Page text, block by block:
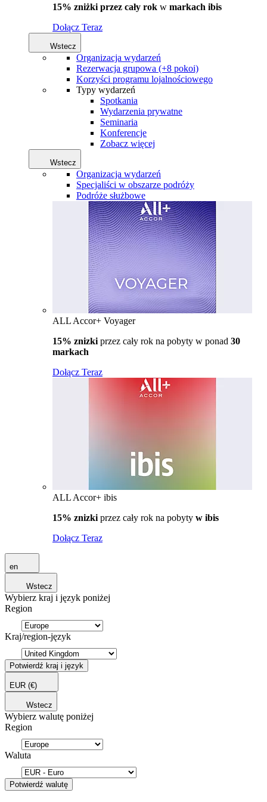
15% zniżki przez cały rok w markach ibis
Dołącz Teraz
Wstecz
Organizacja wydarzeń
Rezerwacja grupowa (+8 pokoi)
Korzyści programu lojalnościowego
Typy wydarzeń
Spotkania
Wydarzenia prywatne
Seminaria
Konferencje
Zobacz więcej
Wstecz
Organizacja wydarzeń
Specjaliści w obszarze podróży
Podróże służbowe
ALL Accor+ Voyager
15% znizki przez cały rok na pobyty w ponad 30
markach
Dołącz Teraz
ALL Accor+ ibis
15% znizki przez cały rok na pobyty w ibis
Dołącz Teraz
en
Wstecz
Wybierz kraj i język poniżej
Region
Kraj/region-język
Potwierdź kraj i język
EUR (€)
Wstecz
Wybierz walutę poniżej
Region
Waluta
Potwierdź walutę